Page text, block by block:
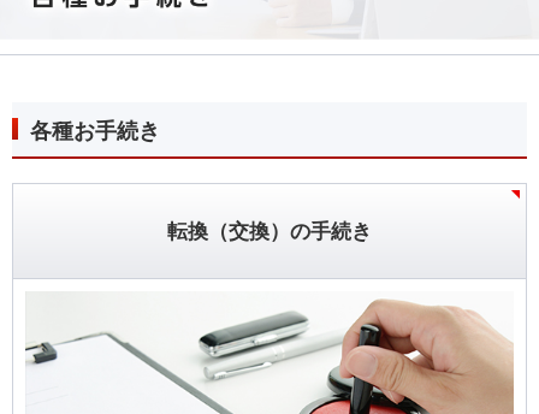
各種お手続き
転換（交換）の手続き